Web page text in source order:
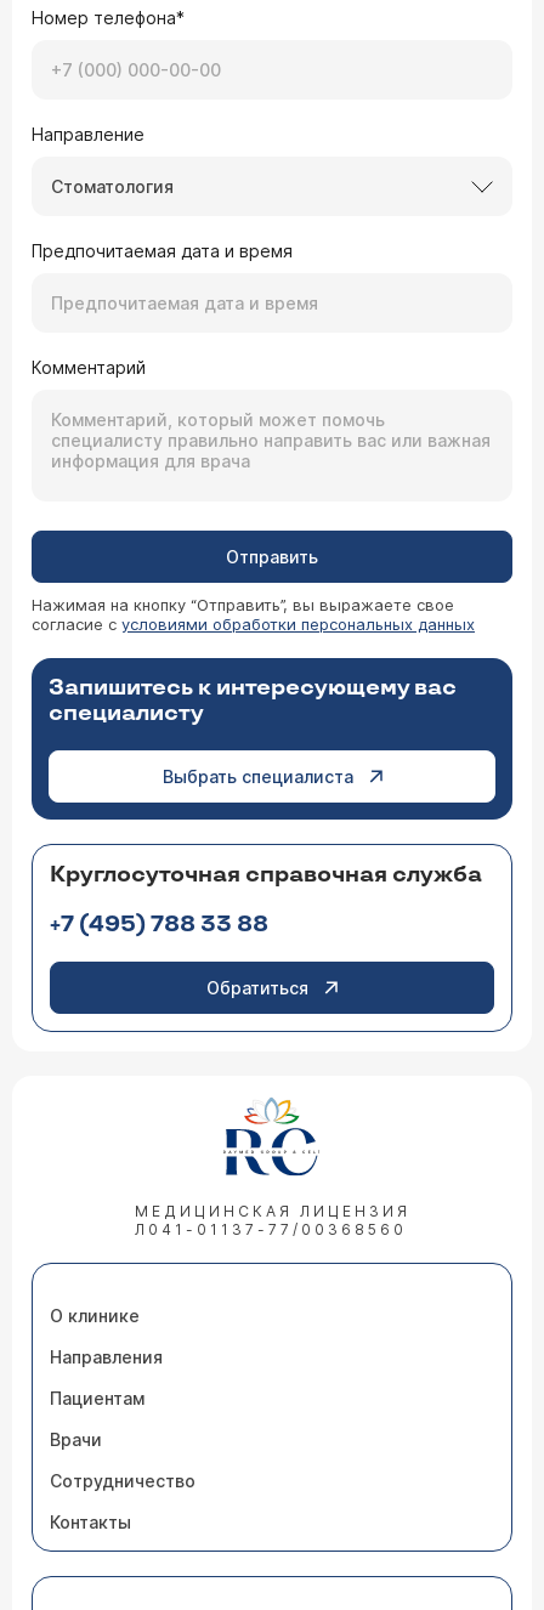
Номер телефона*
Направление
Стоматология
Предпочитаемая дата и время
Комментарий
Отправить
Нажимая на кнопку “Отправить”, вы выражаете свое
согласие с условиями обработки персональных данных
Запишитесь к интересующему вас
специалисту
Выбрать специалиста
Круглосуточная справочная служба
+7 (495) 788 33 88
Обратиться
МЕДИЦИНСКАЯ ЛИЦЕНЗИЯ
Л041-01137-77/00368560
О клинике
Направления
Пациентам
Врачи
Сотрудничество
Контакты